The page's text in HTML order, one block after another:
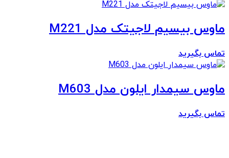
ماوس بیسیم لاجیتک مدل M221
تماس بگیرید
ماوس سیمدار ایلون مدل M603
تماس بگیرید